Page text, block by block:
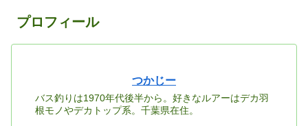
プロフィール
つかじー
バス釣りは1970年代後半から。好きなルアーはデカ羽
根モノやデカトップ系。千葉県在住。